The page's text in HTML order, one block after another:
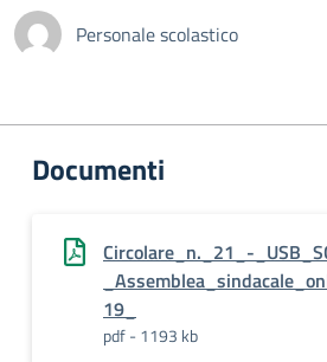
Personale scolastico
Documenti
Circolare_n._21_-
19_
pdf - 1193 kb